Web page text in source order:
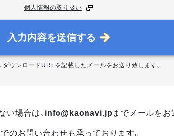
個人情報の取り扱い
入力内容を送信する
ダウンロードURLを記載したメールをお送り致します。
場合は、 info@kaonavi.jp までメールをお
のお問い合わせも承っております。